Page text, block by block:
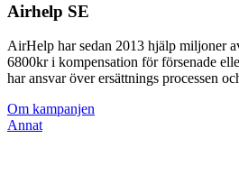
Airhelp SE
AirHelp har sedan 2013 hjälp miljoner
6800kr i kompensation för försenade
har ansvar över ersättnings processen
Om kampanjen
Annat